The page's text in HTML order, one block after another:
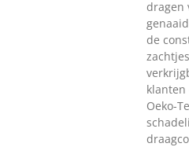
dragen
de
Oeko-